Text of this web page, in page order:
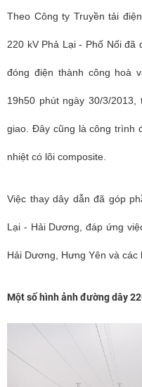
Theo Công ty Truyền tải
220 kV Phả Lại - Phố Nối đã
đóng điện thành công hoà
19h50 phút ngày 30/3/
giao. Đây cũng là công trình
nhiệt có lõi composite.
Việc thay dây dẫn đã góp
Lại - Hải Dương, đáp ứng
Hải Dương, Hưng Yên và các
Một số hình ảnh đường dây